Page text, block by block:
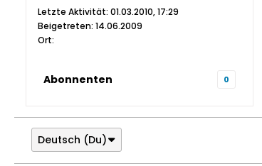
Letzte Aktivität: 01.03.2010, 17:29
Beigetreten: 14.06.2009
Ort:
Abonnenten 0
Deutsch (Du)